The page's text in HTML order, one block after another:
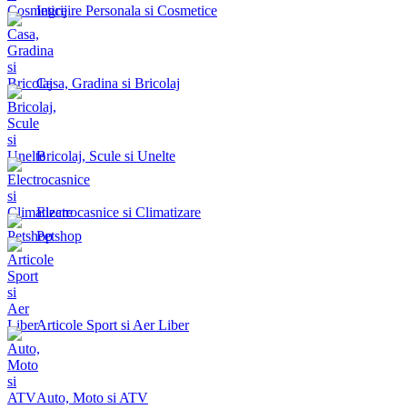
Ingrijire Personala si Cosmetice
Casa, Gradina si Bricolaj
Bricolaj, Scule si Unelte
Electrocasnice si Climatizare
Petshop
Articole Sport si Aer Liber
Auto, Moto si ATV